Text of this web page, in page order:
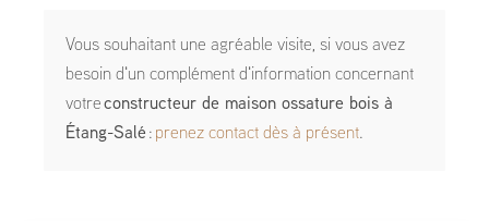
Vous souhaitant une agréable visite, si vous avez
besoin d'un complément d'information concernant
votre constructeur de maison ossature bois à
Étang-Salé : prenez contact dès à présent.